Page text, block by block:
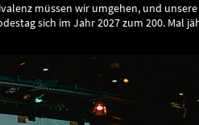
müssen wir umgehen, und
sich im Jahr 2027 zum 200. Mal